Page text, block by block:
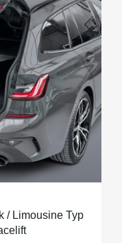
/ Limousine Typ